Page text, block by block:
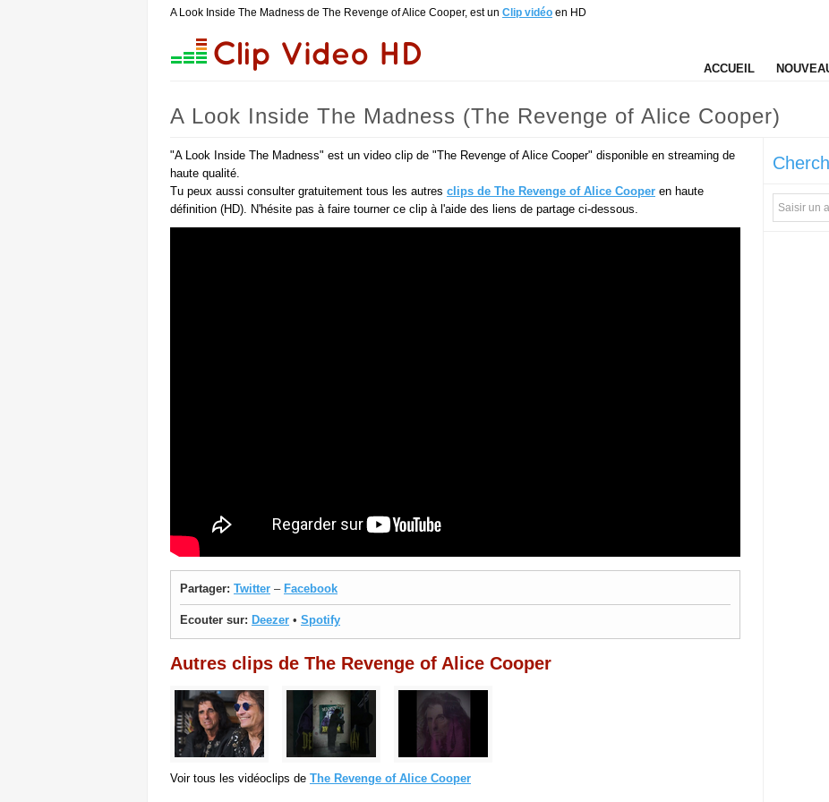
A Look Inside The Madness de The Revenge of Alice Cooper, est un Clip vidéo en HD
ACCUEIL
A Look Inside The Madness (The Revenge of Alice Cooper)
"A Look Inside The Madness" est un video clip de "The Revenge of Alice Cooper" disponible en streaming de
haute qualité.
Tu peux aussi consulter gratuitement tous les autres clips de The Revenge of Alice Cooper en haute
définition (HD). N'hésite pas à faire tourner ce clip à l'aide des liens de partage ci-dessous.
Partager: Twitter – Facebook
Ecouter sur: Deezer • Spotify
Autres clips de The Revenge of Alice Cooper
Voir tous les vidéoclips de The Revenge of Alice Cooper